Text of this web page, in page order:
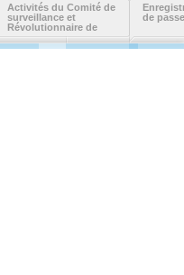
Activités du Comité de
surveillance et
Révolutionnaire de
Quimper Odet : registre
de contrôle des
de